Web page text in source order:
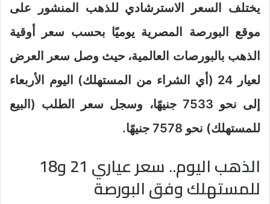
يختلف السعر الاسترشادي للذهب المنشور على
موقع البورصة المصرية يوميًا بحسب سعر أوقية
الذهب بالبورصات العالمية، حيث وصل سعر العرض
لعيار 24 (أي الشراء من المستهلك) اليوم الأربعاء
إلى نحو 7533 جنيهًا، وسجل سعر الطلب (البيع
للمستهلك) نحو 7578 جنيهًا.
الذهب اليوم.. سعر عياري 21 و18
للمستهلك وفق البورصة